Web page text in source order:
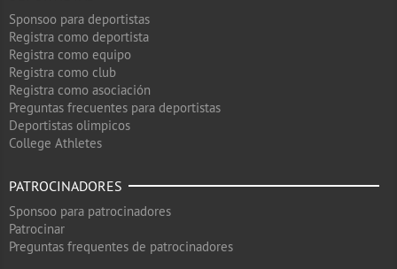
Sponsoo para deportistas
Registra como deportista
Registra como equipo
Registra como club
Registra como asociación
Preguntas frecuentes para deportistas
Deportistas olimpicos
College Athletes
PATROCINADORES
Sponsoo para patrocinadores
Patrocinar
Preguntas frequentes de patrocinadores